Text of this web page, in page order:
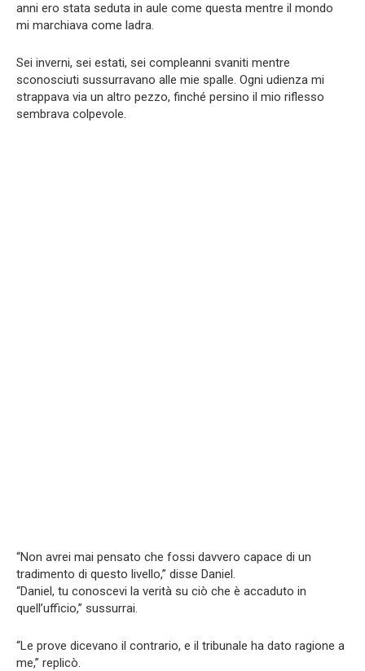
anni ero stata seduta in aule come questa mentre il mondo
mi marchiava come ladra.
Sei inverni, sei estati, sei compleanni svaniti mentre
sconosciuti sussurravano alle mie spalle. Ogni udienza mi
strappava via un altro pezzo, finché persino il mio riflesso
sembrava colpevole.
“Non avrei mai pensato che fossi davvero capace di un
tradimento di questo livello,” disse Daniel.
“Daniel, tu conoscevi la verità su ciò che è accaduto in
quell’ufficio,” sussurrai.
“Le prove dicevano il contrario, e il tribunale ha dato ragione a
me,” replicò.